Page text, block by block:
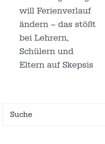
will Ferienverlauf
ändern – das stößt
bei Lehrern,
Schülern und
Eltern auf Skepsis